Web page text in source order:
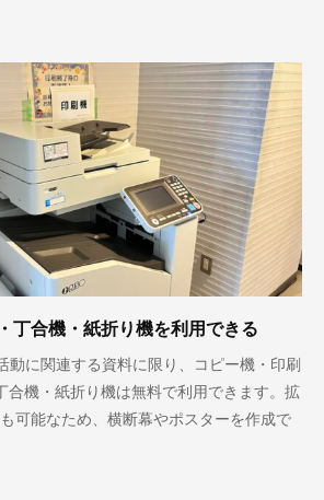
丁合機・紙折り機を利用できる
動に関連する資料に限り、コピー機・印刷
合機・紙折り機は無料で利用できます。拡
可能なため、横断幕やポスターを作成で